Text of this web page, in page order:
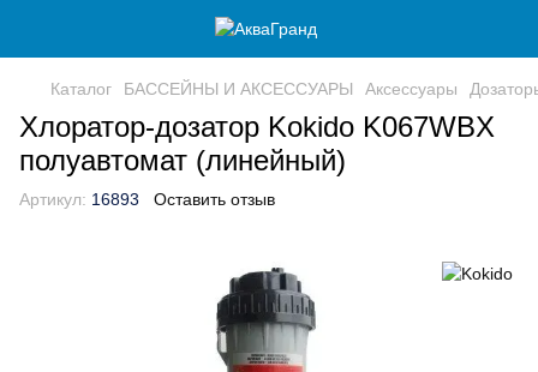
Каталог БАССЕЙНЫ И АКСЕССУАРЫ Аксессуары
Хлоратор-дозатор Kokido K067WBX
полуавтомат (линейный)
Артикул: 16893 Оставить отзыв